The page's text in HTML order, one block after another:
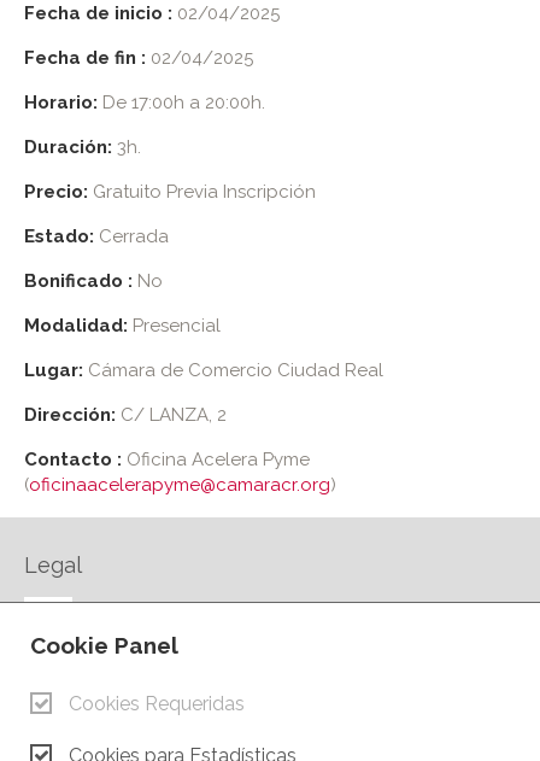
Fecha de inicio : 02/04/2025
Fecha de fin : 02/04/2025
Horario: De 17:00h a 20:00h.
Duración: 3h.
Precio: Gratuito Previa Inscripción
Estado: Cerrada
Bonificado : No
Modalidad: Presencial
Lugar: Cámara de Comercio Ciudad Real
Dirección: C/ LANZA, 2
Contacto : Oficina Acelera Pyme
(oficinaacelerapyme@camaracr.org)
Legal
AVISO LEGAL
CONTACTO
Cookie Panel
Cookies Requeridas
Cookies para Estadísticas